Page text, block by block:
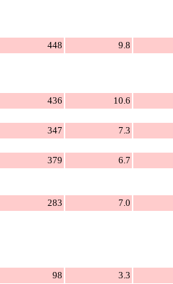
448
9.8
436
10.6
347
7.3
379
6.7
283
7.0
98
3.3